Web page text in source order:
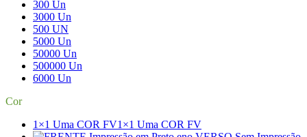
300 Un
3000 Un
500 UN
5000 Un
50000 Un
500000 Un
6000 Un
Cor
1×1 Uma COR FV1×1 Uma COR FV